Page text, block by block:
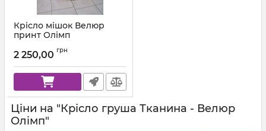
Крісло мішок Велюр
принт Олімп
2 250,00 грн
Ціни на "Крісло груша Тканина - Велюр
Олімп"